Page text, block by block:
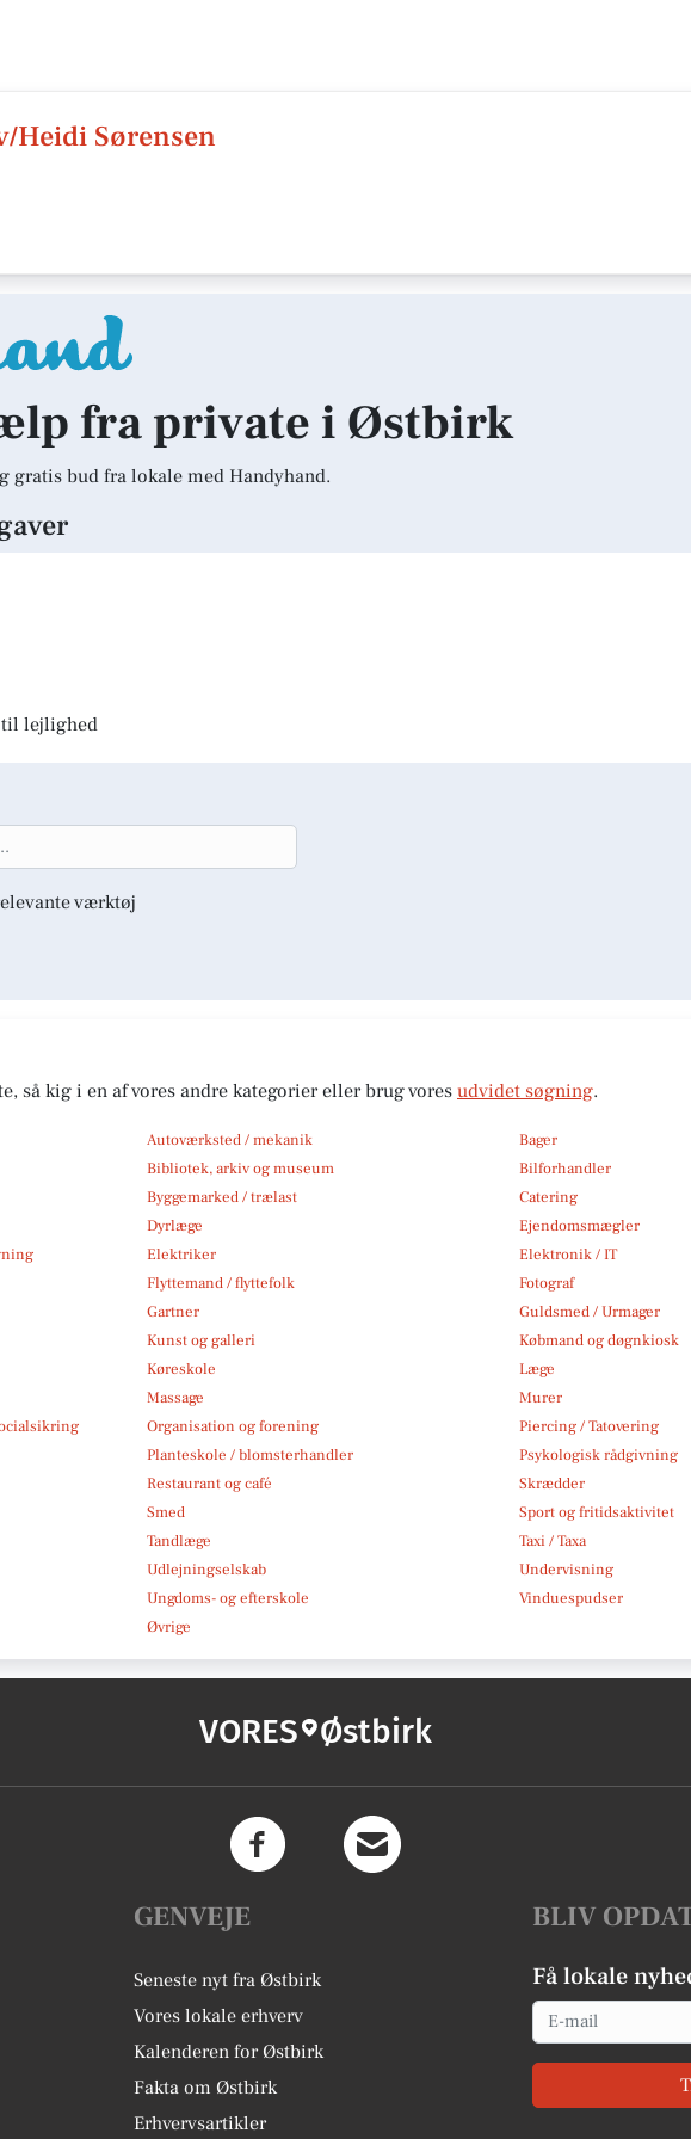
Heidi Sørensen
fra private i Østbirk
gratis bud fra lokale med Handyhand.
lejlighed
værktøj
så kig i en af vores andre kategorier eller brug vores udvidet søgning.
Autoværksted / mekanik
Bager
Bibliotek, arkiv og museum
Bilforhandler
Byggemarked / trælast
Catering
Dyrlæge
Ejendomsmægler
Elektriker
Elektronik / IT
Flyttemand / flyttefolk
Fotograf
Gartner
Guldsmed / Urmager
Kunst og galleri
Købmand og døgnkiosk
Køreskole
Læge
Massage
Murer
Organisation og forening
Piercing / Tatovering
Planteskole / blomsterhandler
Psykologisk rådgivning
Restaurant og café
Skrædder
Smed
Sport og fritidsaktivitet
Tandlæge
Taxi / Taxa
Udlejningselskab
Undervisning
Ungdoms- og efterskole
Vinduespudser
Øvrige
VORES Østbirk
GENVEJE
Seneste nyt fra Østbirk
Vores lokale erhverv
Kalenderen for Østbirk
Fakta om Østbirk
Erhvervsartikler
BLIV
Få lokale
Email